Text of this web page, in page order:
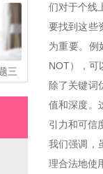
三
们对于个线
要找到这些
为重要。例
NOT），可
除了关键词
值和深度。
引力和可信
我们强调，
理合法地使